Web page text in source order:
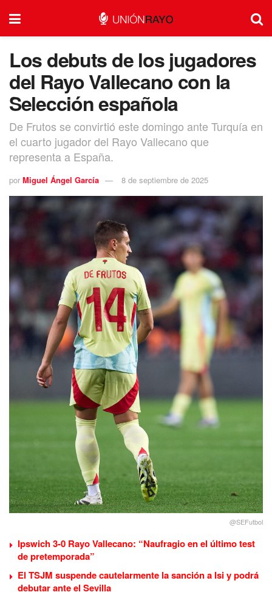
Los debuts de los jugadores
del Rayo Vallecano con la
Selección española
De Frutos se convirtió este domingo ante Turquía en
el cuarto jugador del Rayo Vallecano que
representa a España.
por Miguel Ángel García 8 de septiembre de 2025
@SEFutbol
Ipswich 3-0 Rayo Vallecano: “Naufragio en el último test
de pretemporada”
El TSJM suspende cautelarmente la sanción a Isi y podrá
debutar ante el Sevilla